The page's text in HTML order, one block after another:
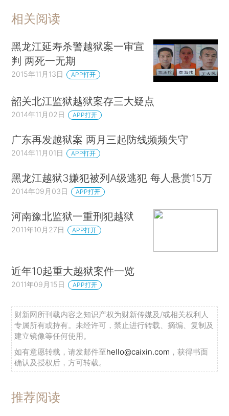
相关阅读
黑龙江延寿杀警越狱案一审宣
判 两死一无期
2015年11月13日 APP打开
韶关北江监狱越狱案存三大疑点
2014年11月02日 APP打开
广东再发越狱案 两月三起防线频频失守
2014年11月01日 APP打开
黑龙江越狱3嫌犯被列A级逃犯 每人悬赏15万
2014年09月03日 APP打开
河南豫北监狱一重刑犯越狱
2011年10月27日 APP打开
近年10起重大越狱案件一览
2011年09月15日 APP打开
财新网所刊载内容之知识产权为财新传媒及/或相关权利人
专属所有或持有。未经许可，禁止进行转载、摘编、复制及
建立镜像等任何使用。
如有意愿转载，请发邮件至hello@caixin.com ，获得书面
确认及授权后，方可转载。
推荐阅读